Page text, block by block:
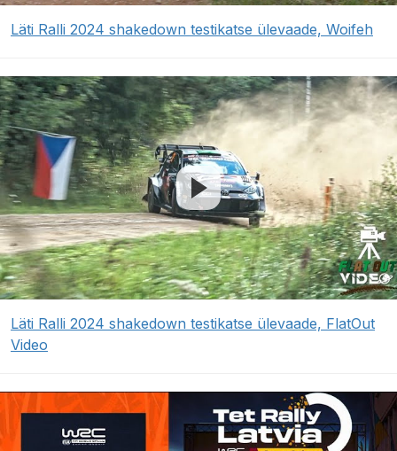
Läti Ralli 2024 shakedown testikatse ülevaade, Woifeh
Läti Ralli 2024 shakedown testikatse ülevaade, FlatOut
Video